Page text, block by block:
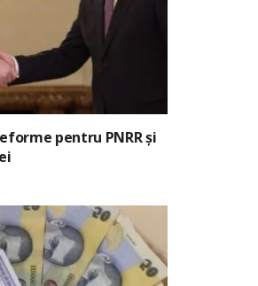
pentru PNRR și